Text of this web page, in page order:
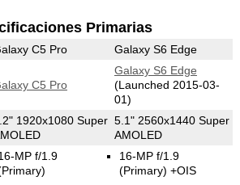
Primarias
C5 Pro Galaxy S6 Edge
C5 Pro
Galaxy S6 Edge
(Launched 2015-03-
01)
1920x1080 Super 5.1" 2560x1440 Super
AMOLED
MP f/1.9
16-MP f/1.9
(Primary) +OIS